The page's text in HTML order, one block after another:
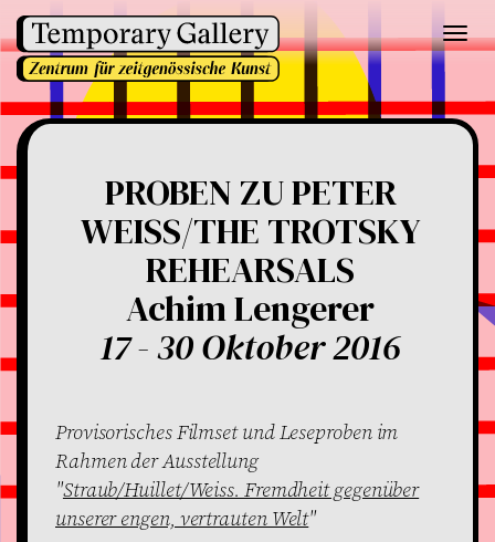
PROBEN ZU PETER
WEISS/THE TROTSKY
REHEARSALS
Achim Lengerer
17 - 30 Oktober 2016
Provisorisches Filmset und Leseproben im
Rahmen der Ausstellung
"Straub/Huillet/Weiss. Fremdheit gegenüber
unserer engen, vertrauten Welt"